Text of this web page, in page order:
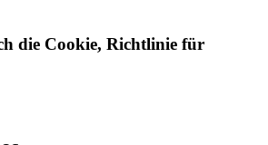
die Cookie, Richtlinie für